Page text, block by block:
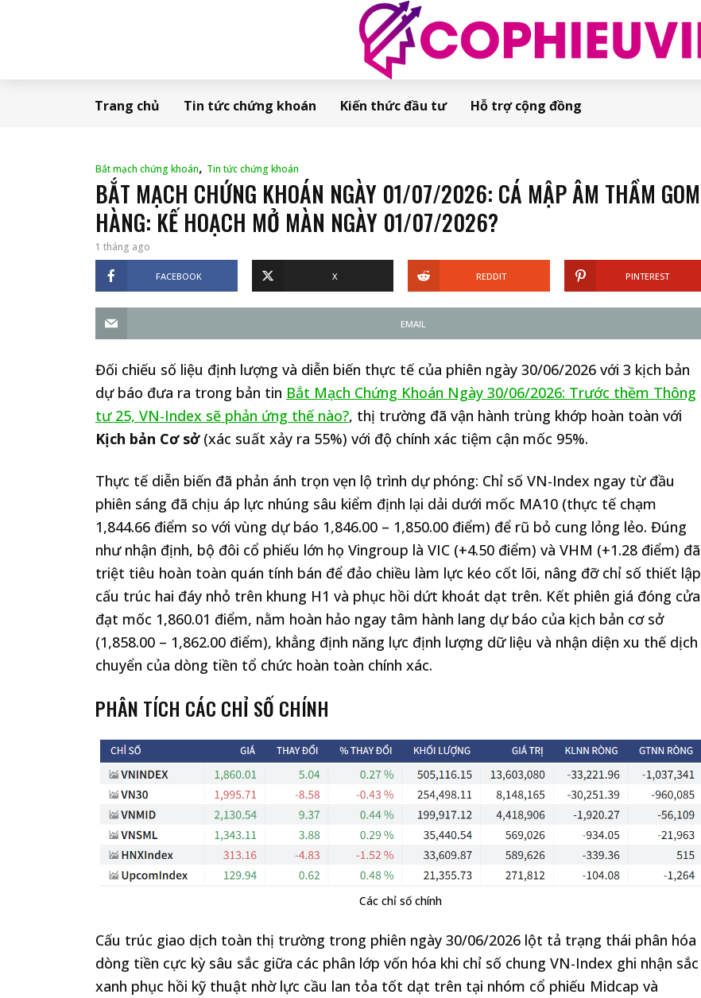
Trang chủ Tin tức chứng khoán Kiến thức đầu tư Hỗ trợ cộng đồng
Bắt mạch chứng khoán, Tin tức chứng khoán
BẮT MẠCH CHỨNG KHOÁN NGÀY 01/07/2026: CÁ MẬP ÂM THẦM GOM
HÀNG: KẾ HOẠCH MỞ MÀN NGÀY 01/07/2026?
1 tháng ago
FACEBOOK X REDDIT PINTEREST
EMAIL
Đối chiếu số liệu định lượng và diễn biến thực tế của phiên ngày 30/06/2026 với 3 kịch bản
dự báo đưa ra trong bản tin Bắt Mạch Chứng Khoán Ngày 30/06/2026: Trước thềm Thông
tư 25, VN-Index sẽ phản ứng thế nào?, thị trường đã vận hành trùng khớp hoàn toàn với
Kịch bản Cơ sở(xác suất xảy ra 55%) với độ chính xác tiệm cận mốc 95%.
Thực tế diễn biến đã phản ánh trọn vẹn lộ trình dự phóng: Chỉ số VN-Index ngay từ đầu
phiên sáng đã chịu áp lực nhúng sâu kiểm định lại dải dưới mốc MA10 (thực tế chạm
1,844.66 điểm so với vùng dự báo 1,846.00 – 1,850.00 điểm) để rũ bỏ cung lỏng lẻo. Đúng
như nhận định, bộ đôi cổ phiếu lớn họ Vingroup là VIC (+4.50 điểm) và VHM (+1.28 điểm) đã
triệt tiêu hoàn toàn quán tính bán để đảo chiều làm lực kéo cốt lõi, nâng đỡ chỉ số thiết lập
cấu trúc hai đáy nhỏ trên khung H1 và phục hồi dứt khoát dạt trên. Kết phiên giá đóng cửa
đạt mốc 1,860.01 điểm, nằm hoàn hảo ngay tâm hành lang dự báo của kịch bản cơ sở
(1,858.00 – 1,862.00 điểm), khẳng định năng lực định lượng dữ liệu và nhận diện xu thế dịch
chuyển của dòng tiền tổ chức hoàn toàn chính xác.
PHÂN TÍCH CÁC CHỈ SỐ CHÍNH
Các chỉ số chính
Cấu trúc giao dịch toàn thị trường trong phiên ngày 30/06/2026 lột tả trạng thái phân hóa
dòng tiền cực kỳ sâu sắc giữa các phân lớp vốn hóa khi chỉ số chung VN-Index ghi nhận sắc
xanh phục hồi kỹ thuật nhờ lực cầu lan tỏa tốt dạt trên tại nhóm cổ phiếu Midcap và